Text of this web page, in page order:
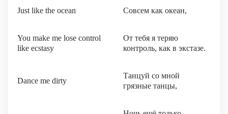
Just like the ocean Совсем как океан,
You make me lose control
like ecstasy
От тебя я теряю
контроль, как в экстазе.
Dance me dirty
Танцуй со мной
грязные танцы,